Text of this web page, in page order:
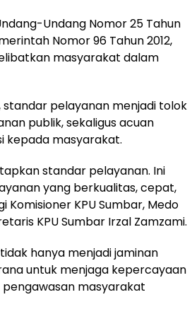
Undang Nomor 25 Tahun
Nomor 96 Tahun 2012,
masyarakat dalam
standar pelayanan menjadi tolok
publik, sekaligus acuan
kepada masyarakat.
standar pelayanan. Ini
yang berkualitas, cepat,
Komisioner KPU Sumbar, Medo
KPU Sumbar Irzal Zamzami.
hanya menjadi jaminan
untuk menjaga kepercayaan
masyarakat